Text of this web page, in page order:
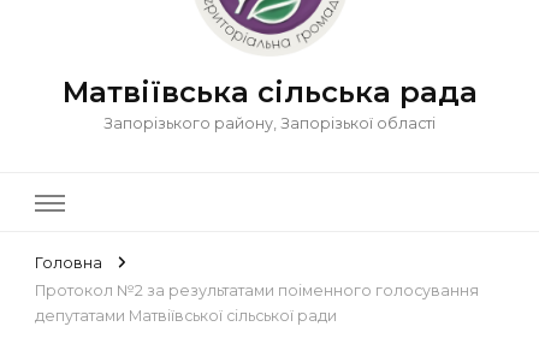
Матвіївська сільська рада
Запорізького району, Запорізької області
Головна
Протокол №2 за результатами поіменного голосування
депутатами Матвіївської сільської ради